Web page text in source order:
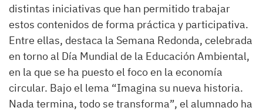
distintas iniciativas que han permitido trabajar
estos contenidos de forma práctica y participativa.
Entre ellas, destaca la Semana Redonda, celebrada
en torno al Día Mundial de la Educación Ambiental,
en la que se ha puesto el foco en la economía
circular. Bajo el lema “Imagina su nueva historia.
Nada termina, todo se transforma”, el alumnado ha